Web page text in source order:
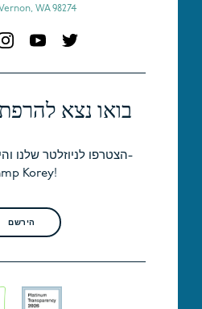
בואו נצא
הצטרפו לניוזלטר שלנו
Korey!
הירשם
WA 98274